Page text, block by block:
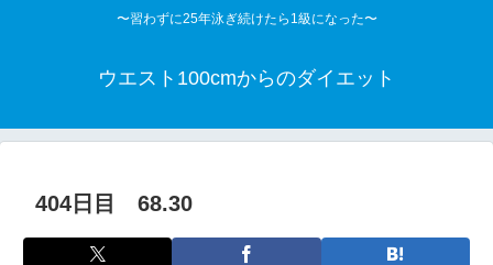
〜習わずに25年泳ぎ続けたら1級になった〜
ウエスト100cmからのダイエット
404日目 68.30